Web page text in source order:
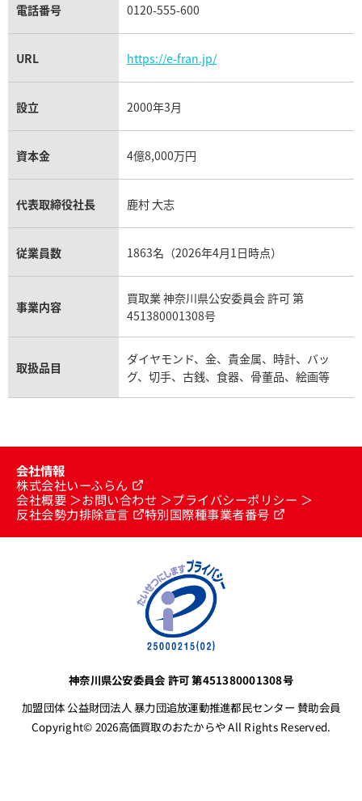
電話番号 0120-555-600
URL https://e-fran.jp/
設立 2000年3月
資本金 4億8,000万円
代表取締役社長 鹿村 大志
従業員数 1863名（2026年4月1日時点）
事業内容
買取業 神奈川県公安委員会 許可 第
451380001308号
取扱品目
ダイヤモンド、金、貴金属、時計、バッ
グ、切手、古銭、食器、骨董品、絵画等
会社情報
株式会社いーふらん
会社概要
お問い合わせ
プライバシーポリシー
反社会勢力排除宣言
特別国際種事業者番号
神奈川県公安委員会 許可 第451380001308号
加盟団体 公益財団法人 暴力団追放運動推進都民センター 賛助会員
Copyright© 2026高価買取のおたからや All Rights Reserved.